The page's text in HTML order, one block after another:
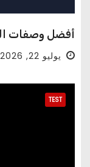
أفضل وصفات
يوليو 22, 2026
TEST